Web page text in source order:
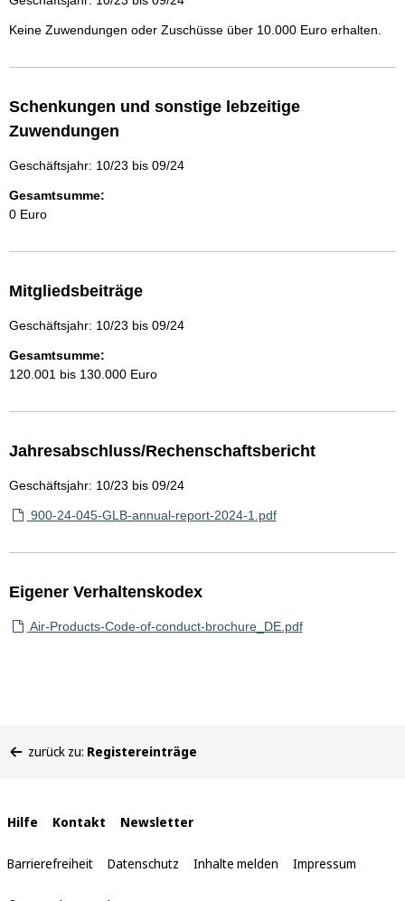
Keine Zuwendungen oder Zuschüsse über 10.000 Euro erhalten.
Schenkungen und sonstige lebzeitige
Zuwendungen
Geschäftsjahr: 10/23 bis 09/24
Gesamtsumme:
0 Euro
Mitgliedsbeiträge
Geschäftsjahr: 10/23 bis 09/24
Gesamtsumme:
120.001 bis 130.000 Euro
Jahresabschluss/Rechenschaftsbericht
Geschäftsjahr: 10/23 bis 09/24
900-24-045-GLB-annual-report-2024-1.pdf
Eigener Verhaltenskodex
Air-Products-Code-of-conduct-brochure_DE.pdf
befinden
zurück zu: Registereinträge
Interne
Links
Hilfe Kontakt Newsletter
Barrierefreiheit Datenschutz Inhalte melden Impressum